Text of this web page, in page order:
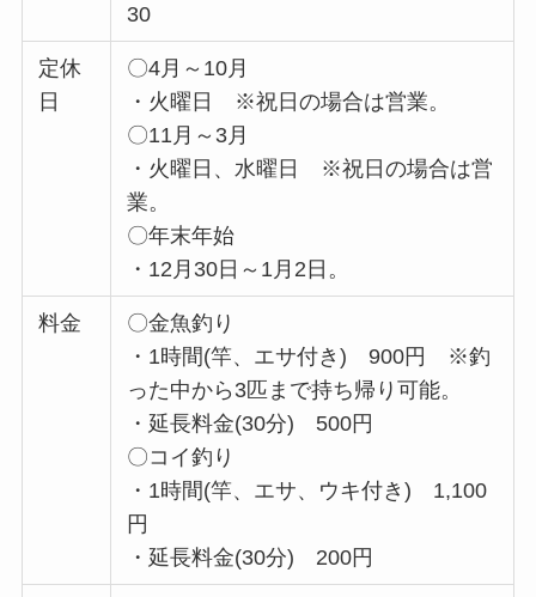
30
定休
日
〇4月～10月
・火曜日 ※祝日の場合は営業。
〇11月～3月
・火曜日、水曜日 ※祝日の場合は営
業。
〇年末年始
・12月30日～1月2日。
料金
〇金魚釣り
・1時間(竿、エサ付き) 900円 ※釣
った中から3匹まで持ち帰り可能。
・延長料金(30分) 500円
〇コイ釣り
・1時間(竿、エサ、ウキ付き) 1,100
円
・延長料金(30分) 200円